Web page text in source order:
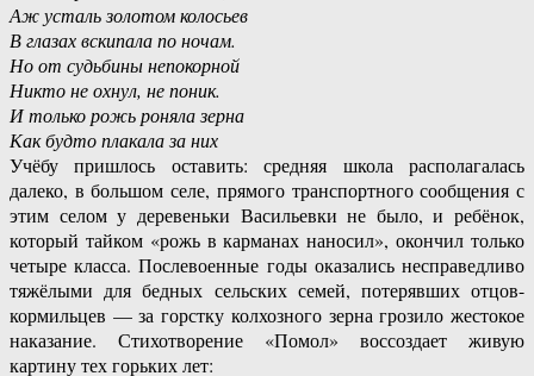
Аж усталь золотом колосьев
В глазах вскипала по ночам.
Но от судьбины непокорной
Никто не охнул, не поник.
И только рожь роняла зерна
Как будто плакала за них
Учёбу пришлось оставить: средняя школа располагалась
далеко, в большом селе, прямого транспортного сообщения с
этим селом у деревеньки Васильевки не было, и ребёнок,
который тайком «рожь в карманах наносил», окончил только
четыре класса. Послевоенные годы оказались несправедливо
тяжёлыми для бедных сельских семей, потерявших отцов-
кормильцев — за горстку колхозного зерна грозило жестокое
наказание. Стихотворение «Помол» воссоздает живую
картину тех горьких лет: